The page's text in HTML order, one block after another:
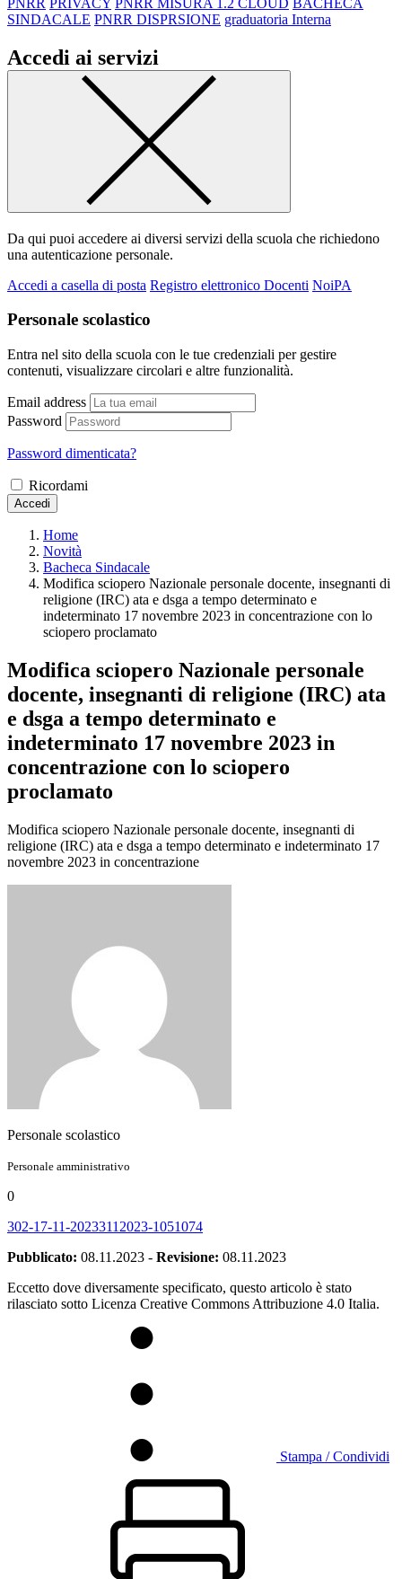
SINDACALE PNRR DISPRSIONE graduatoria Interna
Accedi ai servizi
Da qui puoi accedere ai diversi servizi della scuola che richiedono
una autenticazione personale.
Accedi a casella di posta Registro elettronico Docenti NoiPA
Personale scolastico
Entra nel sito della scuola con le tue credenziali per gestire
contenuti, visualizzare circolari e altre funzionalità.
Email address
Password
Password dimenticata?
Ricordami
Accedi
Home
Novità
Bacheca Sindacale
Modifica sciopero Nazionale personale docente, insegnanti di
religione (IRC) ata e dsga a tempo determinato e
indeterminato 17 novembre 2023 in concentrazione con lo
sciopero proclamato
Modifica sciopero Nazionale personale
docente, insegnanti di religione (IRC) ata
e dsga a tempo determinato e
indeterminato 17 novembre 2023 in
concentrazione con lo sciopero
proclamato
Modifica sciopero Nazionale personale docente, insegnanti di
religione (IRC) ata e dsga a tempo determinato e indeterminato 17
novembre 2023 in concentrazione
Personale scolastico
Personale amministrativo
0
302-17-11-20233112023-1051074
Pubblicato: 08.11.2023 - Revisione: 08.11.2023
Eccetto dove diversamente specificato, questo articolo è stato
rilasciato sotto Licenza Creative Commons Attribuzione 4.0 Italia.
Stampa / Condividi